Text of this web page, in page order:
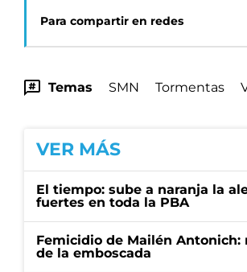
Para compartir en redes
Temas SMN Tormentas
VER MÁS
El tiempo: sube a naranja la
fuertes en toda la PBA
Femicidio de Mailén
de la emboscada